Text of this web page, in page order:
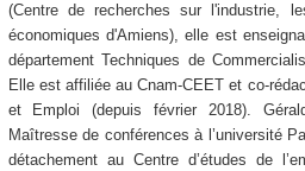
(Centre de recherches sur l'industrie,
économiques d'Amiens), elle est
département Techniques de
Elle est affiliée au Cnam-CEET et co-
et Emploi (depuis février 2018).
Maîtresse de conférences à l’université
détachement au Centre d’études de